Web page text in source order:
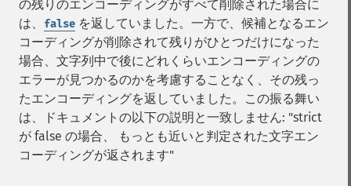
の残りのエンコーディングがすべて削除された場合に
は、
false を返していました。一方で、候補となるエン
コーディングが削除されて残りがひとつだけになった
場合、文字列中で後にどれくらいエンコーディングの
エラーが見つかるのかを考慮することなく、その残っ
たエンコーディングを返していました。この振る舞い
は、ドキュメントの以下の説明と一致しません: "strict
が false の場合、 もっとも近いと判定された文字エン
コーディングが返されます"